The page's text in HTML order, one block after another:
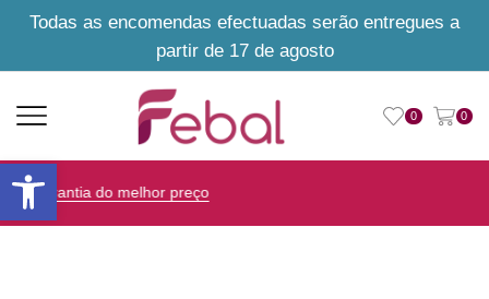
Todas as encomendas efectuadas serão entregues a
partir de 17 de agosto
0 0
Aconselhamento personalizado
Open toolbar